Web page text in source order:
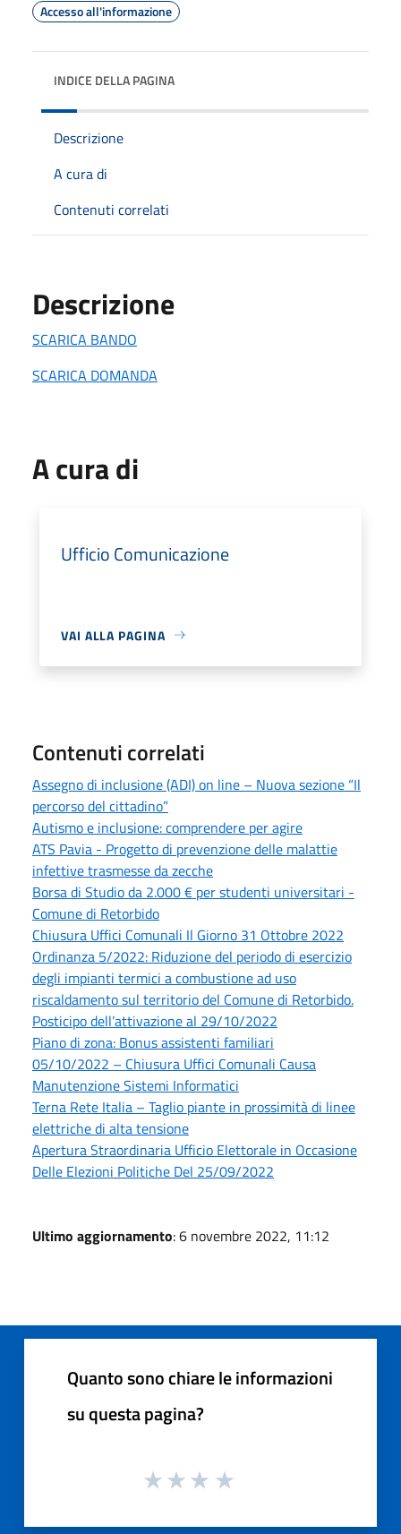
Accesso all'informazione
INDICE DELLA PAGINA
Descrizione
A cura di
Contenuti correlati
Descrizione
SCARICA BANDO
SCARICA DOMANDA
A cura di
Ufficio Comunicazione
VAI ALLA PAGINA
Contenuti correlati
Assegno di inclusione (ADI) on line – Nuova sezione “Il
percorso del cittadino”
Autismo e inclusione: comprendere per agire
ATS Pavia - Progetto di prevenzione delle malattie
infettive trasmesse da zecche
Borsa di Studio da 2.000 € per studenti universitari -
Comune di Retorbido
Chiusura Uffici Comunali Il Giorno 31 Ottobre 2022
Ordinanza 5/2022: Riduzione del periodo di esercizio
degli impianti termici a combustione ad uso
riscaldamento sul territorio del Comune di Retorbido.
Posticipo dell’attivazione al 29/10/2022
Piano di zona: Bonus assistenti familiari
05/10/2022 – Chiusura Uffici Comunali Causa
Manutenzione Sistemi Informatici
Terna Rete Italia – Taglio piante in prossimità di linee
elettriche di alta tensione
Apertura Straordinaria Ufficio Elettorale in Occasione
Delle Elezioni Politiche Del 25/09/2022
Ultimo aggiornamento: 6 novembre 2022, 11:12
Quanto sono chiare le informazioni
su questa pagina?